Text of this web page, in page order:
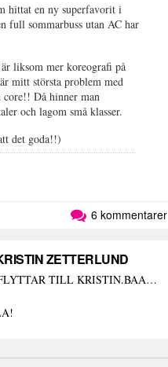
hittat en ny superfavorit i
full sommarbuss utan AC har
liksom mer koreografi på
mitt största problem med
core!! Då hinner man
och lagom små klasser.
det goda!!)
6 kommentarer
ZETTERLUND
2 Nov | BLOGGEN FLYTTAR TILL KRISTIN.BAAAM.SE!